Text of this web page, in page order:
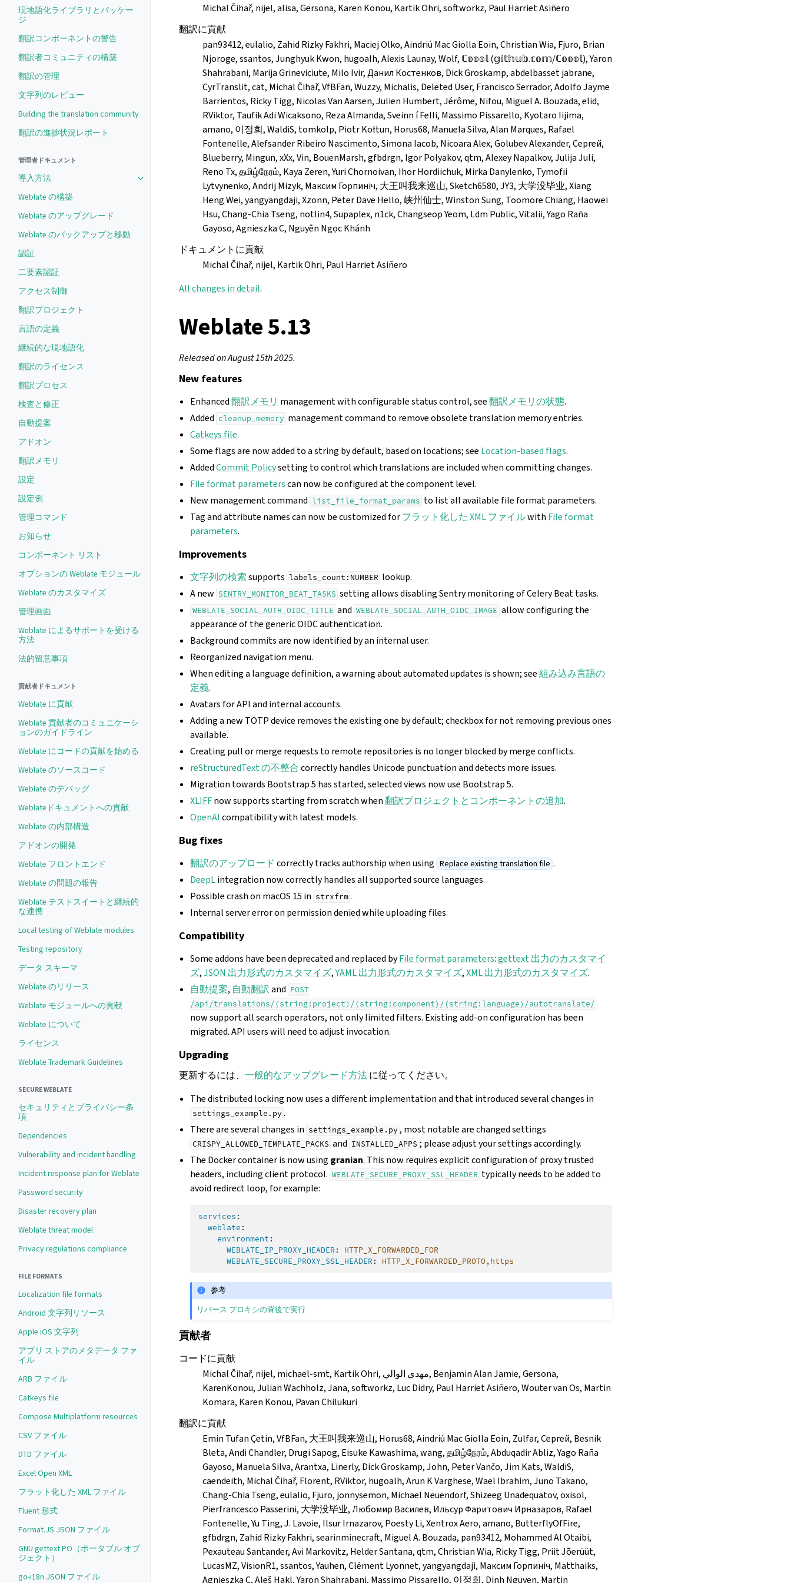
現地語化ライブラリとパッケー
ジ
翻訳コンポーネントの警告
翻訳者コミュニティの構築
翻訳の管理
文字列のレビュー
Building the translation community
翻訳の進捗状況レポート
管理者ドキュメント
導入方法
Toggle navigation of 導入方法
Weblate の構築
Weblate のアップグレード
Weblate のバックアップと移動
認証
二要素認証
アクセス制御
翻訳プロジェクト
言語の定義
継続的な現地語化
翻訳のライセンス
翻訳プロセス
検査と修正
自動提案
アドオン
翻訳メモリ
設定
設定例
管理コマンド
お知らせ
コンポーネント リスト
オプションの Weblate モジュール
Weblate のカスタマイズ
管理画面
Weblate によるサポートを受ける
方法
法的留意事項
貢献者ドキュメント
Weblate に貢献
Weblate 貢献者のコミュニケーシ
ョンのガイドライン
Weblate にコードの貢献を始める
Weblate のソースコード
Weblate のデバッグ
Weblateドキュメントへの貢献
Weblate の内部構造
アドオンの開発
Weblate フロントエンド
Weblate の問題の報告
Weblate テストスイートと継続的
な連携
Local testing of Weblate modules
Testing repository
データ スキーマ
Weblate のリリース
Weblate モジュールへの貢献
Weblate について
ライセンス
Weblate Trademark Guidelines
SECURE WEBLATE
セキュリティとプライバシー条
項
Dependencies
Vulnerability and incident handling
Incident response plan for Weblate
Password security
Disaster recovery plan
Weblate threat model
Privacy regulations compliance
FILE FORMATS
Localization file formats
Android 文字列リソース
Apple iOS 文字列
アプリ ストアのメタデータ ファ
イル
ARB ファイル
Catkeys file
Compose Multiplatform resources
CSV ファイル
DTD ファイル
Excel Open XML
フラット化した XML ファイル
Fluent 形式
Format.JS JSON ファイル
GNU gettext PO（ポータブル オブ
ジェクト）
go-i18n JSON ファイル
Michal Čihař, nijel, alisa, Gersona, Karen Konou, Kartik Ohri, softworkz, Paul Harriet Asiñero
翻訳に貢献
pan93412, eulalio, Zahid Rizky Fakhri, Maciej Olko, Aindriú Mac Giolla Eoin, Christian Wia, Fjuro, Brian
Njoroge, ssantos, Junghyuk Kwon, hugoalh, Alexis Launay, Wolf, ℂ𝕠𝕠𝕠𝕝 (𝕘𝕚𝕥𝕙𝕦𝕓.𝕔𝕠𝕞/ℂ𝕠𝕠𝕠𝕝), Yaron
Shahrabani, Marija Grineviciute, Milo Ivir, Данил Костенков, Dick Groskamp, abdelbasset jabrane,
CyrTranslit, cat, Michal Čihař, VfBFan, Wuzzy, Michalis, Deleted User, Francisco Serrador, Adolfo Jayme
Barrientos, Ricky Tigg, Nicolas Van Aarsen, Julien Humbert, Jérôme, Nifou, Miguel A. Bouzada, elid,
RViktor, Taufik Adi Wicaksono, Reza Almanda, Sveinn í Felli, Massimo Pissarello, Kyotaro Iijima,
amano, 이정희, WaldiS, tomkolp, Piotr Kołtun, Horus68, Manuela Silva, Alan Marques, Rafael
Fontenelle, Alefsander Ribeiro Nascimento, Simona Iacob, Nicoara Alex, Golubev Alexander, Сергей,
Blueberry, Mingun, xXx, Vin, BouenMarsh, gfbdrgn, Igor Polyakov, qtm, Alexey Napalkov, Julija Juli,
Reno Tx, தமிழ்நேரம், Kaya Zeren, Yuri Chornoivan, Ihor Hordiichuk, Mirka Danylenko, Tymofii
Lytvynenko, Andrij Mizyk, Максим Горпиніч, 大王叫我来巡山, Sketch6580, JY3, 大学没毕业, Xiang
Heng Wei, yangyangdaji, Xzonn, Peter Dave Hello, 峡州仙士, Winston Sung, Toomore Chiang, Haowei
Hsu, Chang-Chia Tseng, notlin4, Supaplex, n1ck, Changseop Yeom, Ldm Public, Vitalii, Yago Raña
Gayoso, Agnieszka C, Nguyễn Ngọc Khánh
ドキュメントに貢献
Michal Čihař, nijel, Kartik Ohri, Paul Harriet Asiñero
All changes in detail.
Weblate 5.13
Released on August 15th 2025.
New features
Enhanced翻訳メモリ management with configurable status control, see翻訳メモリの状態.
Added cleanup_memory management command to remove obsolete translation memory entries.
Catkeys file.
Some flags are now added to a string by default, based on locations; see Location-based flags.
AddedCommit Policysetting to control which translations are included when committing changes.
File format parameterscan now be configured at the component level.
New management command list_file_format_params to list all available file format parameters.
Tag and attribute names can now be customized forフラット化した XML ファイルwith File format
parameters.
Improvements
文字列の検索supports labels_count:NUMBER lookup.
A new SENTRY_MONITOR_BEAT_TASKS setting allows disabling Sentry monitoring of Celery Beat tasks.
WEBLATE_SOCIAL_AUTH_OIDC_TITLE and WEBLATE_SOCIAL_AUTH_OIDC_IMAGE allow configuring the
appearance of the generic OIDC authentication.
Background commits are now identified by an internal user.
Reorganized navigation menu.
When editing a language definition, a warning about automated updates is shown; see組み込み言語の
定義.
Avatars for API and internal accounts.
Adding a new TOTP device removes the existing one by default; checkbox for not removing previous ones
available.
Creating pull or merge requests to remote repositories is no longer blocked by merge conflicts.
reStructuredText の不整合correctly handles Unicode punctuation and detects more issues.
Migration towards Bootstrap 5 has started, selected views now use Bootstrap 5.
XLIFFnow supports starting from scratch when翻訳プロジェクトとコンポーネントの追加.
OpenAI compatibility with latest models.
Bug fixes
翻訳のアップロード correctly tracks authorship when using Replace existing translation file .
DeepLintegration now correctly handles all supported source languages.
Possible crash on macOS 15 in strxfrm .
Internal server error on permission denied while uploading files.
Compatibility
Some addons have been deprecated and replaced byFile format parameters:gettext 出力のカスタマイ
ズ,JSON 出力形式のカスタマイズ,YAML 出力形式のカスタマイズ,XML 出力形式のカスタマイズ.
自動提案, 自動翻訳 and POST
/api/translations/(string:project)/(string:component)/(string:language)/autotranslate/
now support all search operators, not only limited filters. Existing add-on configuration has been
migrated. API users will need to adjust invocation.
Upgrading
更新するには、 一般的なアップグレード方法に従ってください。
The distributed locking now uses a different implementation and that introduced several changes in
settings_example.py .
There are several changes in settings_example.py , most notable are changed settings
CRISPY_ALLOWED_TEMPLATE_PACKS and INSTALLED_APPS ; please adjust your settings accordingly.
The Docker container is now using granian. This now requires explicit configuration of proxy trusted
headers, including client protocol. WEBLATE_SECURE_PROXY_SSL_HEADER typically needs to be added to
avoid redirect loop, for example:
services :
weblate :
environment :
WEBLATE_IP_PROXY_HEADER :
HTTP_X_FORWARDED_FOR
WEBLATE_SECURE_PROXY_SSL_HEADER : HTTP_X_FORWARDED_PROTO,https
参考
リバース プロキシの背後で実行
貢献者
コードに貢献
Michal Čihař, nijel, michael-smt, Kartik Ohri, مهدي الوالي, Benjamin Alan Jamie, Gersona,
KarenKonou, Julian Wachholz, Jana, softworkz, Luc Didry, Paul Harriet Asiñero, Wouter van Os, Martin
Komara, Karen Konou, Pavan Chilukuri
翻訳に貢献
Emin Tufan Çetin, VfBFan, 大王叫我来巡山, Horus68, Aindriú Mac Giolla Eoin, Zulfar, Сергей, Besnik
Bleta, Andi Chandler, Drugi Sapog, Eisuke Kawashima, wang, தமிழ்நேரம், Abduqadir Abliz, Yago Raña
Gayoso, Manuela Silva, Arantxa, Linerly, Dick Groskamp, John, Peter Vančo, Jim Kats, WaldiS,
caendeith, Michal Čihař, Florent, RViktor, hugoalh, Arun K Varghese, Wael Ibrahim, Juno Takano,
Chang-Chia Tseng, eulalio, Fjuro, jonnysemon, Michael Neuendorf, Shizeeg Unadequatov, oxisol,
Pierfrancesco Passerini, 大学没毕业, Любомир Василев, Ильсур Фаритович Ирназаров, Rafael
Fontenelle, Yu Ting, J. Lavoie, Ilsur Irnazarov, Poesty Li, Xentrox Aero, amano, ButterflyOfFire,
gfbdrgn, Zahid Rizky Fakhri, searinminecraft, Miguel A. Bouzada, pan93412, Mohammed Al Otaibi,
Pexauteau Santander, Avi Markovitz, Helder Santana, qtm, Christian Wia, Ricky Tigg, Priit Jõerüüt,
LucasMZ, VisionR1, ssantos, Yauhen, Clément Lyonnet, yangyangdaji, Максим Горпиніч, Matthaiks,
Agnieszka C, Aleš Hakl, Yaron Shahrabani, Massimo Pissarello, 이정희, Dinh Nguyen, Martin